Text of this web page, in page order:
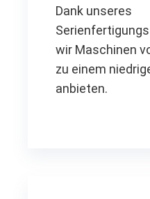
Dank unseres
wir Maschinen
zu einem
anbieten.